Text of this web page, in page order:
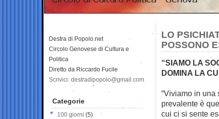
LO
POSSONO
“SIAMO LA
DOMINA LA
“Viviamo in
prevalente è
cui ci si sente
Destra di Popolo.net
Circolo Genovese di Cultura e
Politica
Diretto da Riccardo Fucile
Scrivici: destradipopolo@gmail.com
Categorie
100 giorni (5)